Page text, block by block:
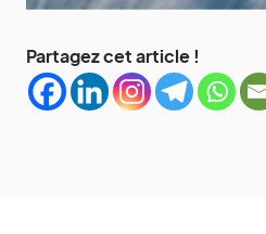
Partagez cet article !